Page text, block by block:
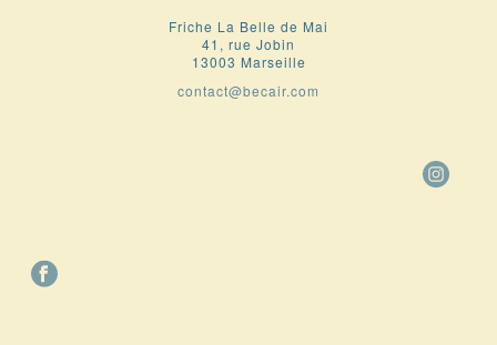
Friche La Belle de Mai
41, rue Jobin
13003 Marseille
contact@becair.com